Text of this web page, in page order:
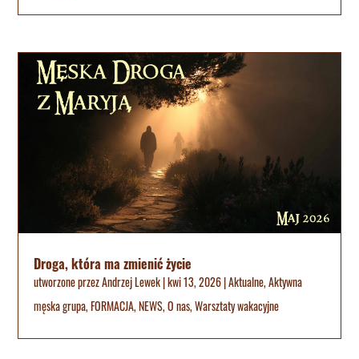
Droga, która ma zmienić życie
utworzone przezAndrzej Lewek|kwi 13, 2026|Aktualne,Aktywna
męska grupa,FORMACJA,NEWS,O nas,Warsztaty wakacyjne